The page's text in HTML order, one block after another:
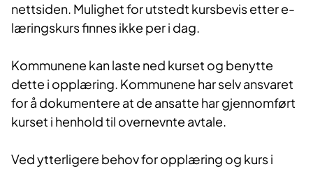
nettsiden. Mulighet for utstedt kursbevis etter e-
læringskurs finnes ikke per i dag.
Kommunene kan laste ned kurset og benytte
dette i opplæring. Kommunene har selv ansvaret
for å dokumentere at de ansatte har gjennomført
kurset i henhold til overnevnte avtale.
Ved ytterligere behov for opplæring og kurs i